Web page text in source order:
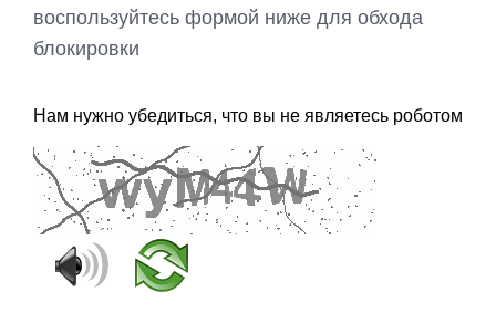
воспользуйтесь формой ниже для обхода
блокировки
Нам нужно убедиться, что вы не являетесь роботом